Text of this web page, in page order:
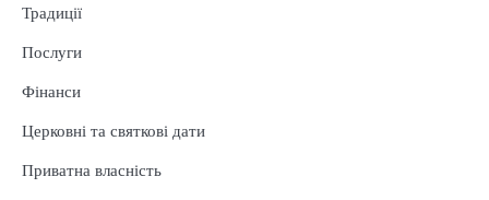
Традиції
Послуги
Фінанси
Церковні та святкові дати
Приватна власність